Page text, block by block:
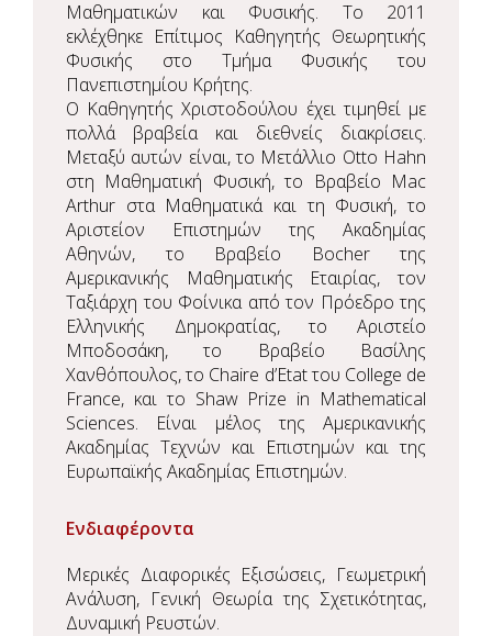
Μαθηματικών και Φυσικής. Το 2011
εκλέχθηκε Επίτιμος Καθηγητής Θεωρητικής
Φυσικής στο Τμήμα Φυσικής του
Πανεπιστημίου Κρήτης.
Ο Καθηγητής Χριστοδούλου έχει τιμηθεί με
πολλά βραβεία και διεθνείς διακρίσεις.
Μεταξύ αυτών είναι, το Μετάλλιο Otto Hahn
στη Μαθηματική Φυσική, το Βραβείο Mac
Arthur στα Μαθηματικά και τη Φυσική, το
Αριστείον Επιστημών της Ακαδημίας
Αθηνών, το Βραβείο Bocher της
Αμερικανικής Μαθηματικής Εταιρίας, τον
Ταξιάρχη του Φοίνικα από τον Πρόεδρο της
Ελληνικής Δημοκρατίας, το Αριστείο
Μποδοσάκη, το Βραβείο Βασίλης
Χανθόπουλος, το Chaire d’Etat του College de
France, και το Shaw Prize in Mathematical
Sciences. Είναι μέλος της Αμερικανικής
Ακαδημίας Τεχνών και Επιστημών και της
Ευρωπαϊκής Ακαδημίας Επιστημών.
Ενδιαφέροντα
Μερικές Διαφορικές Εξισώσεις, Γεωμετρική
Ανάλυση, Γενική Θεωρία της Σχετικότητας,
Δυναμική Ρευστών.